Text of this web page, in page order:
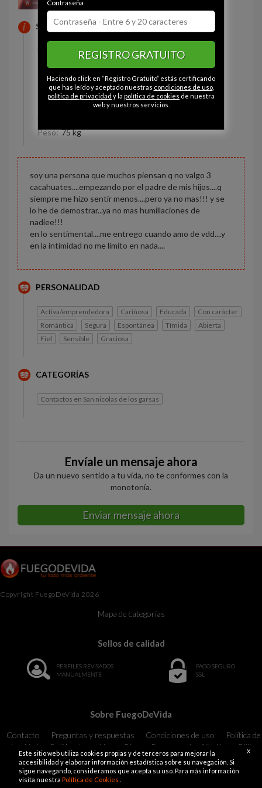
SOBRE MI
Estado civil: Casada
Ojos: Marrón
Pelo: Castaña
Constitución: Normal
Peso: 75 kg
soy una persona que muchos piensan q no valgo 3
cacahuates....empezando por el padre de mis hijos....q
siempre me hizo sentir menos....pero ya no mas!!! y se
lo he de demostrar...ya no mas humillaciones de
nadiee!!!
en lo sentimental....me entrego cuando amo de vdd....y
en la intimidad no me limito en nada....
PERSONALIDAD
Activa/emprendedora Cariñosa Educada
Con carácter
Romántica
Segura Espontánea Tímida
Abierta
Fiel
Sensible Graciosa
CATEGORÍAS
Contactos en San nicolas de los garsas
Envíale un mensaje ahora
Da un nuevo sentido a tu vida, no te conformes con la
monotonía.
Enviar mensaje ahora
Contraseña
REGISTRO GRATUITO
Haciendo click en “Registro Gratuito” estás certificando
que has leído y aceptado nuestras condiciones de uso,
política de privacidad y la política de cookies de nuestra
web y nuestros servicios.
Copyright FuegoDeVida 2026
Mapa de categorías
Sellos de calidad
PERFILES REVISADOS
MANUALMENTE
PAGO SEGURO
SSL
Sobre FuegoDeVida
Contacto Preguntas y respuestas Condiciones de uso
Política de
privacidad
Política de cookies Blog Programa de afiliación
Billing
Support
18 U.S.C. 2257 Record-Keeping Requirements Compliance
Statement Exempt
Este sitio web utiliza cookies propias y de terceros para mejorar la
accesibilidad y elaborar información estadística sobre su navegación. Si
sigue navegando, consideramos que acepta su uso. Para más información
visita nuestra Política de Cookies
X